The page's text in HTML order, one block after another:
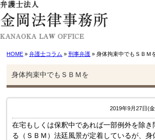
HOME »弁護士コラム »刑事弁護 » 身体拘束中でもＳＢＭ
身体拘束中でもＳＢＭを
2019年9月27日(
在宅もしくは保釈中であれば一部例外を除
る（ＳＢＭ）法廷風景が定着しているが、身